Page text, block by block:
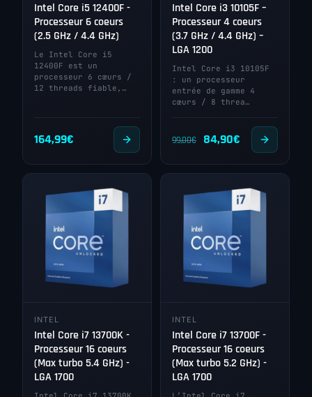
Intel Core i5 12400F -
Processeur 6 coeurs
(2.5 GHz / 4.4 GHz)
Le Intel Core i5
12400F est un
processeur 6 cœurs /
12 threads fiable,…
164,99€
Intel Core i3 10105F –
Processeur 4 coeurs
(3.7 GHz / 4.4 GHz) –
LGA 1200
Intel Core i3 10105F
: un processeur
entrée de gamme 4
cœurs / 8 threa…
99,00€
Le
initial
était :
99,00€.
84,90€
prix
actuel
est :
84,90€.
INTEL
Intel Core i7 13700K -
Processeur 16 coeurs
(Max turbo 5.4 GHz) -
LGA 1700
INTEL
Intel Core i7 13700F -
Processeur 16 coeurs
(Max turbo 5.2 GHz) -
LGA 1700